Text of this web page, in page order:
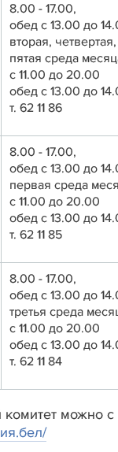
8.00 - 17.00,
обед с 13.00 до
вторая, четвертая,
пятая среда
с 11.00 до 20.00
обед с 13.00 до
т. 62 11 86
8.00 - 17.00,
обед с 13.00 до
первая среда
с 11.00 до 20.00
обед с 13.00 до
т. 62 11 85
8.00 - 17.00,
обед с 13.00 до
третья среда
с 11.00 до 20.00
обед с 13.00 до
т. 62 11 84
можно